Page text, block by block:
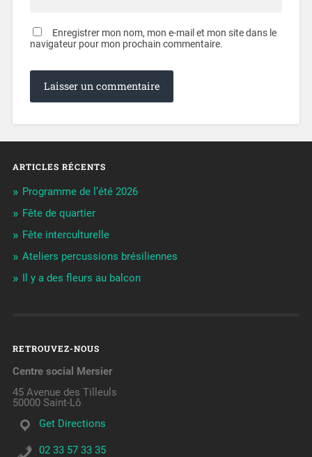
Enregistrer mon nom, mon e-mail et mon site dans le
navigateur pour mon prochain commentaire.
ARTICLES RÉCENTS
Programme de l’été 2026
Fête de quartier
Fête interculturelle
Ateliers percussions brésiliennes
Il y a des fleurs au balcon
RETROUVEZ-NOUS
Centre social Mersier
45 Avenue des Tilleuls
50000 Saint-Lô
Get Directions
02 33 57 33 35